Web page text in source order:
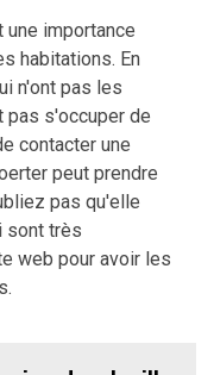
une importance
habitations. En
n'ont pas les
pas s'occuper de
contacter une
peut prendre
pas qu'elle
sont très
web pour avoir les